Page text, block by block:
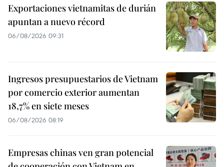
Exportaciones vietnamitas de durián
apuntan a nuevo récord
06/08/2026 09:31
Ingresos presupuestarios de Vietnam
por comercio exterior aumentan
18,7% en siete meses
06/08/2026 08:19
Empresas chinas ven gran potencial